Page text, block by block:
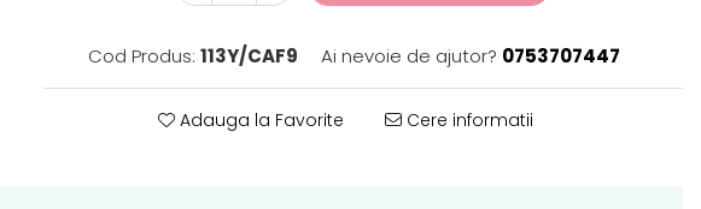
Cod Produs: 113Y/CAF9 Ai nevoie de ajutor? 0753707447
Adauga la Favorite Cere informatii